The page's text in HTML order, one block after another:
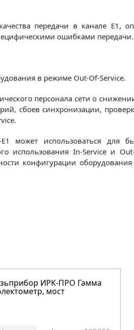
передачи в канале E1,
ошибками передачи.
в режиме Out-Of-Service.
персонала сети о
сбоев синхронизации,
может использоваться для
использования In-Service и Out-
конфигурации
ИРК-ПРО Гамма
мост